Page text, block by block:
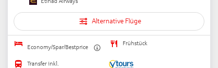
Alternative Flüge
Economy/Spar/Bestprice
Frühstück
Transfer inkl.